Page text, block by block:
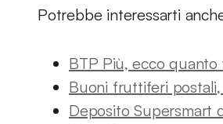
Potrebbe interessarti
BTP Più, ecco
Buoni fruttiferi
Deposito Supersmart